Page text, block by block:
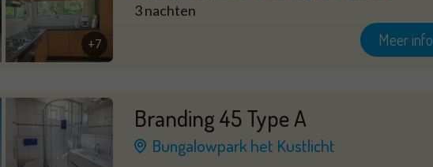
Branding 45 Type A
Bungalowpark het Kustlicht
+7
3 nachten
Meer info